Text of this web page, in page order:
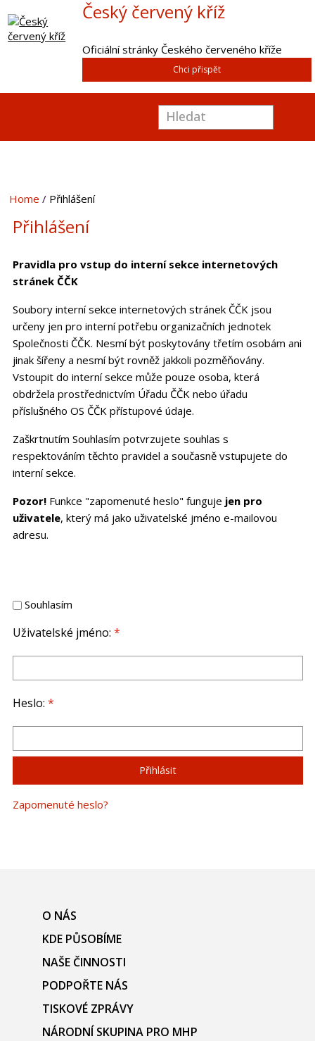
Český červený kříž
Oficiální stránky Českého červeného kříže
Chci přispět
Home Přihlášení
Přihlášení
Pravidla pro vstup do interní sekce internetových
stránek ČČK
Soubory interní sekce internetových stránek ČČK jsou
určeny jen pro interní potřebu organizačních jednotek
Společnosti ČČK. Nesmí být poskytovány třetím osobám ani
jinak šířeny a nesmí být rovněž jakkoli pozměňovány.
Vstoupit do interní sekce může pouze osoba, která
obdržela prostřednictvím Úřadu ČČK nebo úřadu
příslušného OS ČČK přístupové údaje.
Zaškrtnutím Souhlasím potvrzujete souhlas s
respektováním těchto pravidel a současně vstupujete do
interní sekce.
Pozor!Funkce "zapomenuté heslo" funguje jen pro
uživatele, který má jako uživatelské jméno e-mailovou
adresu.
Souhlasím
Uživatelské jméno: *
Heslo: *
Zapomenuté heslo?
O NÁS
KDE PŮSOBÍME
NAŠE ČINNOSTI
PODPOŘTE NÁS
TISKOVÉ ZPRÁVY
NÁRODNÍ SKUPINA PRO MHP